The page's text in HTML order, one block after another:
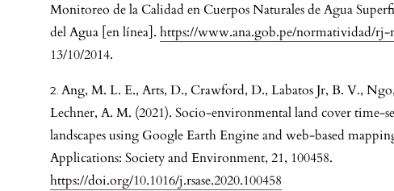
Monitoreo de la Calidad en Cuerpos Naturales de Agua
del Agua [en línea].https://www.ana.gob.pe/normatividad/rj-
13/10/2014.
Ang, M. L. E., Arts, D., Crawford, D., Labatos Jr, B. V.,
Lechner, A. M. (2021). Socio-environmental land cover time-
landscapes using Google Earth Engine and web-based
Applications: Society and Environment, 21, 100458.
https://doi.org/10.1016/j.rsase.2020.100458